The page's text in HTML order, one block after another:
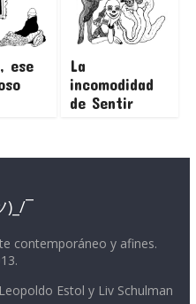
ese
La
incomodidad
de Sentir
)_/¯
contemporáneo y afines.
Estol y Liv Schulman